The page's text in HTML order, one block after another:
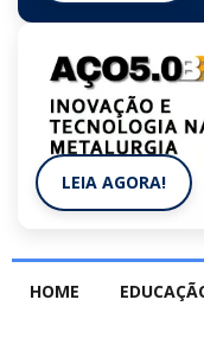
LEIA AGORA!
HOME